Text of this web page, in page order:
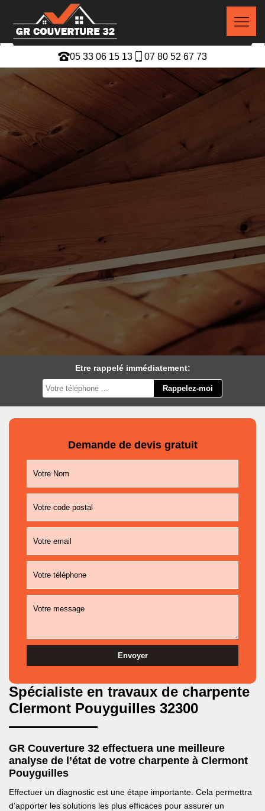
05 33 06 15 13 07 80 52 67 73
Etre rappelé immédiatement:
Spécialiste en travaux de charpente
Clermont Pouyguilles 32300
GR Couverture 32 effectuera une meilleure
analyse de l’état de votre charpente à Clermont
Pouyguilles
Effectuer un diagnostic est une étape importante. Cela permettra
d’apporter les solutions les plus efficaces pour assurer un
Demande de devis gratuit